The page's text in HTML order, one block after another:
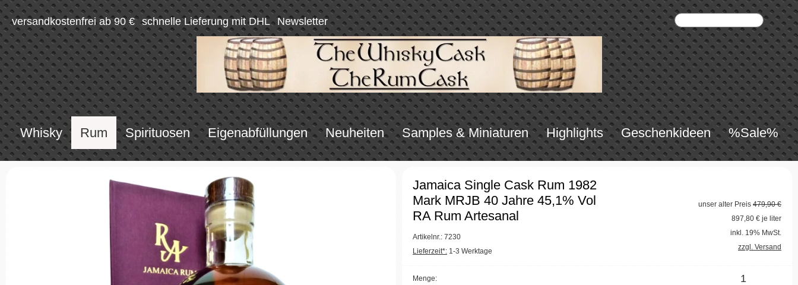
versandkostenfrei ab 90 € schnelle Lieferung mit DHL Newsletter
Whisky Rum Spirituosen Eigenabfüllungen Neuheiten Samples & Miniaturen Highlights Geschenkideen %Sale%
Jamaica Single Cask Rum 1982
Mark MRJB 40 Jahre 45,1% Vol
RA Rum Artesanal
Artikelnr.: 7230
Lieferzeit*: 1-3 Werktage
unser alter Preis 479,90 €
897,80 € je liter
inkl. 19% MwSt.
zzgl. Versand
Menge: